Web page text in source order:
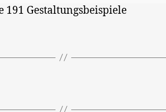
191 Gestaltungsbeispiele